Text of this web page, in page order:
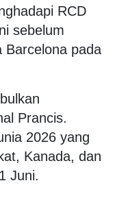
RCD
sebelum
Barcelona pada
Prancis.
2026 yang
Kanada, dan
Juni.